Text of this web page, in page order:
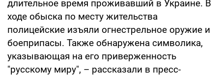
длительное время проживавший в Украине. В
ходе обыска по месту жительства
полицейские изъяли огнестрельное оружие и
боеприпасы. Также обнаружена символика,
указывающая на его приверженность
"русскому миру", – рассказали в пресс-